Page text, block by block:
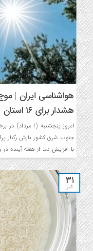
هواشناسی ایران |
هشدار برای ۱۶ استان
امروز
جنوب شرق کشور بارش رگبار
با افزایش دما از هفته آینده
۳۱
تیر